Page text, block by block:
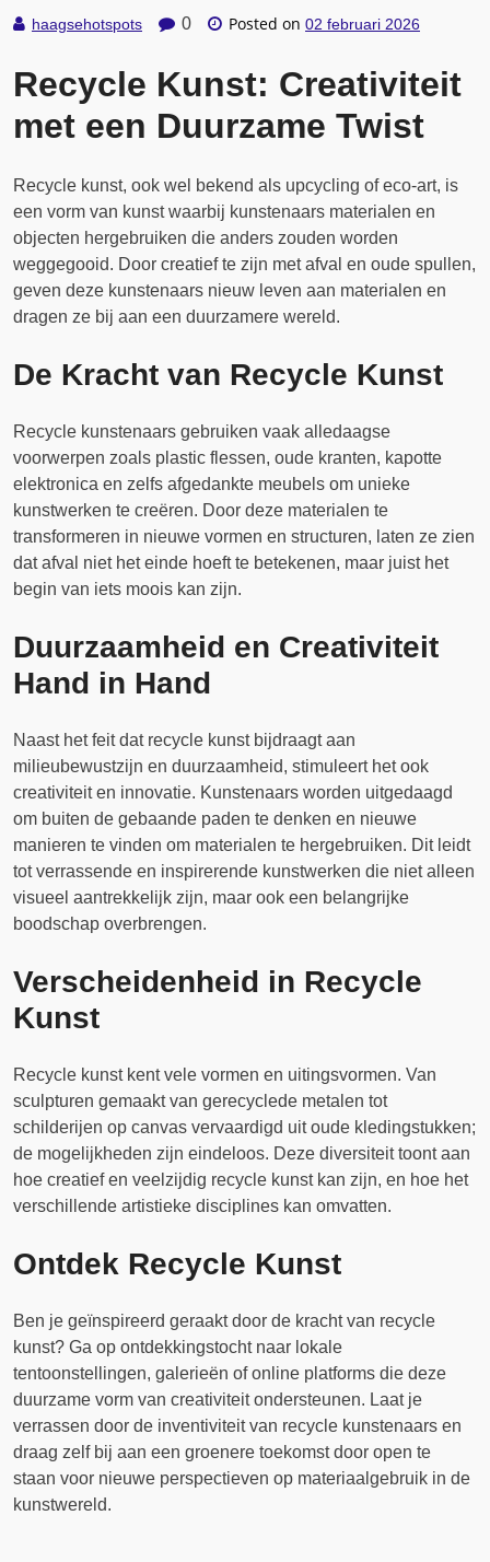
haagsehotspots 0 Posted on 02 februari 2026
Recycle Kunst: Creativiteit
met een Duurzame Twist
Recycle kunst, ook wel bekend als upcycling of eco-art, is
een vorm van kunst waarbij kunstenaars materialen en
objecten hergebruiken die anders zouden worden
weggegooid. Door creatief te zijn met afval en oude spullen,
geven deze kunstenaars nieuw leven aan materialen en
dragen ze bij aan een duurzamere wereld.
De Kracht van Recycle Kunst
Recycle kunstenaars gebruiken vaak alledaagse
voorwerpen zoals plastic flessen, oude kranten, kapotte
elektronica en zelfs afgedankte meubels om unieke
kunstwerken te creëren. Door deze materialen te
transformeren in nieuwe vormen en structuren, laten ze zien
dat afval niet het einde hoeft te betekenen, maar juist het
begin van iets moois kan zijn.
Duurzaamheid en Creativiteit
Hand in Hand
Naast het feit dat recycle kunst bijdraagt aan
milieubewustzijn en duurzaamheid, stimuleert het ook
creativiteit en innovatie. Kunstenaars worden uitgedaagd
om buiten de gebaande paden te denken en nieuwe
manieren te vinden om materialen te hergebruiken. Dit leidt
tot verrassende en inspirerende kunstwerken die niet alleen
visueel aantrekkelijk zijn, maar ook een belangrijke
boodschap overbrengen.
Verscheidenheid in Recycle
Kunst
Recycle kunst kent vele vormen en uitingsvormen. Van
sculpturen gemaakt van gerecyclede metalen tot
schilderijen op canvas vervaardigd uit oude kledingstukken;
de mogelijkheden zijn eindeloos. Deze diversiteit toont aan
hoe creatief en veelzijdig recycle kunst kan zijn, en hoe het
verschillende artistieke disciplines kan omvatten.
Ontdek Recycle Kunst
Ben je geïnspireerd geraakt door de kracht van recycle
kunst? Ga op ontdekkingstocht naar lokale
tentoonstellingen, galerieën of online platforms die deze
duurzame vorm van creativiteit ondersteunen. Laat je
verrassen door de inventiviteit van recycle kunstenaars en
draag zelf bij aan een groenere toekomst door open te
staan voor nieuwe perspectieven op materiaalgebruik in de
kunstwereld.